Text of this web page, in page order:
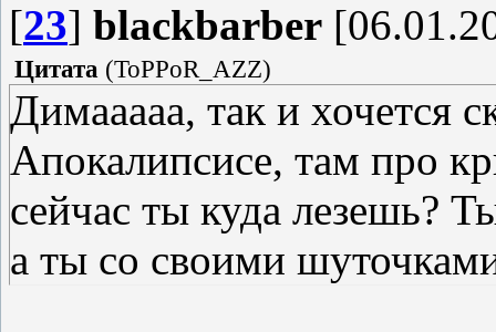
[23] blackbarber
Цитата (ToPPoR_AZZ)
Димааааа, так и хочется
Апокалипсисе, там про
сейчас ты куда лезешь?
а ты со своими